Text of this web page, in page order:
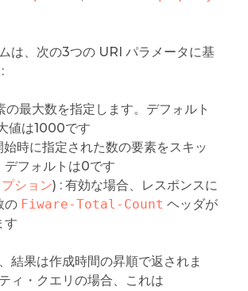
は、次の3つの URI パラメータに基
の最大数を指定します。デフォルト
値は1000です
時に指定された数の要素をスキッ
デフォルトは0です
ション) : 有効な場合、レスポンスに
の Fiware-Total-Count ヘッダが
す
結果は作成時間の昇順で返されま
ィ・クエリの場合、これは